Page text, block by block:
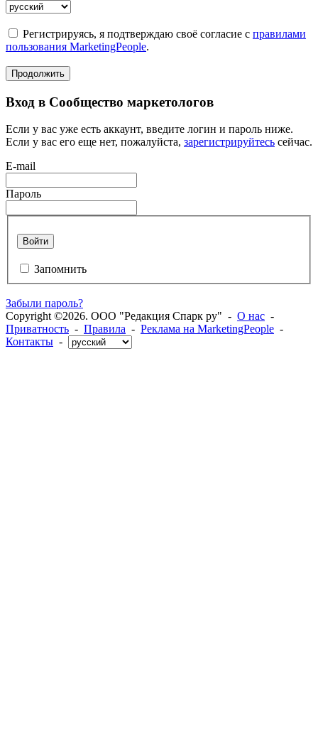
Регистрируясь, я подтверждаю своё согласие с правилами
пользования MarketingPeople.
Продолжить
Вход в Сообщество маркетологов
Если у вас уже есть аккаунт, введите логин и пароль ниже.
Если у вас его еще нет, пожалуйста, зарегистрируйтесь сейчас.
E-mail
Пароль
Войти
Запомнить
Забыли пароль?
Copyright ©2026. ООО "Редакция Спарк ру" - О нас -
Приватность - Правила - Реклама на MarketingPeople -
Контакты -